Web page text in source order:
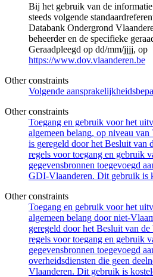
Bij het gebruik van de
steeds volgende
Databank Ondergrond
beheerder en de specifieke
Geraadpleegd op dd/mm/jjjj, op
https://www.dov.vlaanderen.be
Other constraints
Volgende
Other constraints
Toegang en gebruik voor het
algemeen belang, op niveau
is geregeld door het Besluit van
regels voor toegang en gebruik
gegevensbronnen toegevoegd
GDI-Vlaanderen. Dit gebruik is
Other constraints
Toegang en gebruik voor het
algemeen belang door niet-
geregeld door het Besluit van
regels voor toegang en gebruik
gegevensbronnen toegevoegd
overheidsdiensten die geen
Vlaanderen. Dit gebruik is